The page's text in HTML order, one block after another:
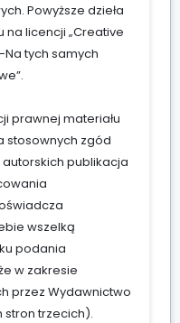
Powyższe dzieła
na licencji „Creative
tych samych
prawnej materiału
stosownych zgód
publikacja
wszelką
podania
w zakresie
przez Wydawnictwo
stron trzecich).